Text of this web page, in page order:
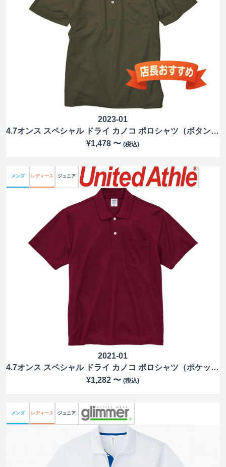
2023-01
4.7オンス スペシャル ドライ カノコ ポロシャツ（ボタンダウン）（ポケット付）（ローブリード）
¥1,478 〜(税込)
メンズ レディース ジュニア
2021-01
4.7オンス スペシャル ドライ カノコ ポロシャツ（ポケット付）（ローブリード）
¥1,282 〜(税込)
メンズ レディース ジュニア